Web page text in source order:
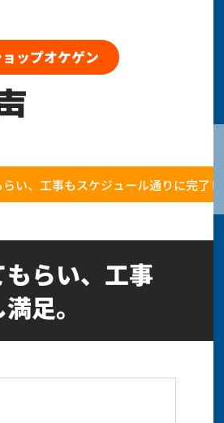
ップオケゲン
い、工事もスケジュール通りに完了
らい、工事
足。